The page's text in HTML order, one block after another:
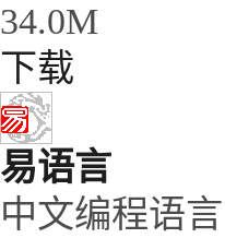
34.0M
下载
易语言
中文编程语言